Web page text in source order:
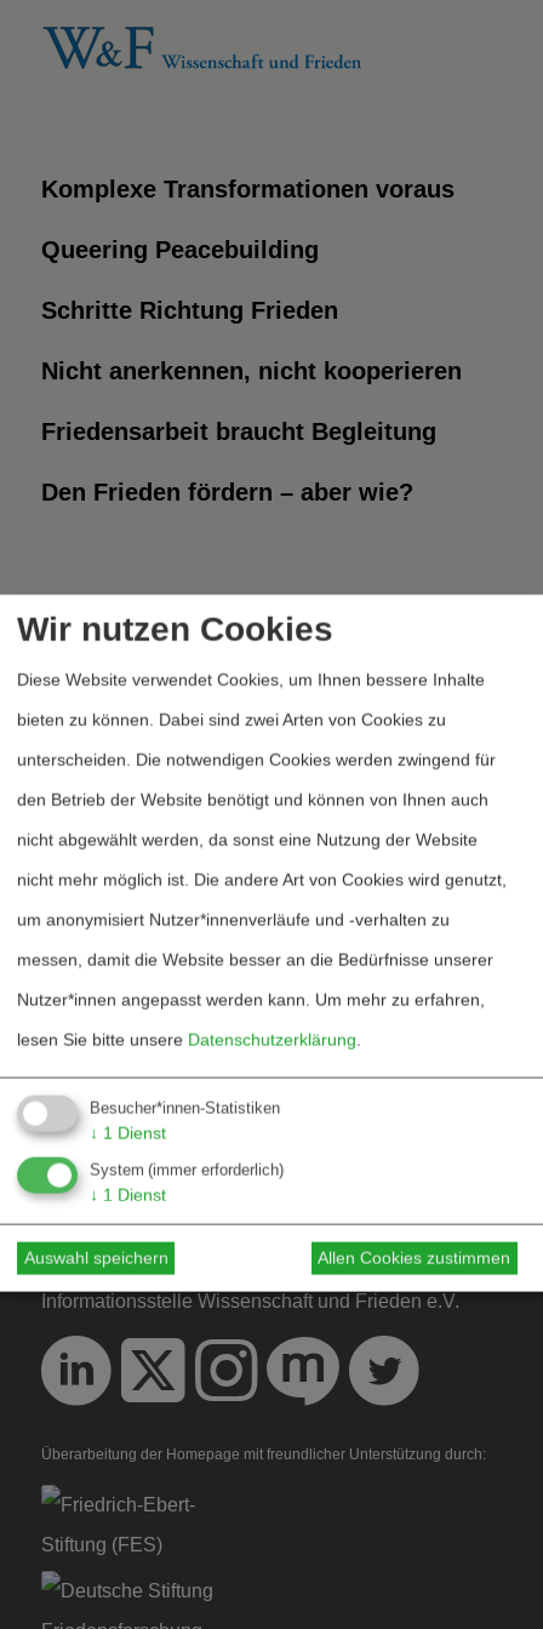
Komplexe Transformationen voraus
Queering Peacebuilding
Schritte Richtung Frieden
Nicht anerkennen, nicht kooperieren
Friedensarbeit braucht Begleitung
Den Frieden fördern – aber wie?
Heftarchiv
Blog
Bestellen
Fördern
Jubiläum 40 Jahre
Hinweise für Autor*innen
Hinweise für Dossiers
Über W&F
Informationsstelle Wissenschaft und Frieden e.V.
Überarbeitung der Homepage mit freundlicher Unterstützung durch:
Wir nutzen Cookies
Diese Website verwendet Cookies, um Ihnen bessere Inhalte
bieten zu können. Dabei sind zwei Arten von Cookies zu
unterscheiden. Die notwendigen Cookies werden zwingend für
den Betrieb der Website benötigt und können von Ihnen auch
nicht abgewählt werden, da sonst eine Nutzung der Website
nicht mehr möglich ist. Die andere Art von Cookies wird genutzt,
um anonymisiert Nutzer*innenverläufe und -verhalten zu
messen, damit die Website besser an die Bedürfnisse unserer
Nutzer*innen angepasst werden kann. Um mehr zu erfahren,
lesen Sie bitte unsere Datenschutzerklärung.
Besucher*innen-Statistiken
↓ 1 Dienst
System (immer erforderlich)
↓ 1 Dienst
Auswahl speichern Allen Cookies zustimmen